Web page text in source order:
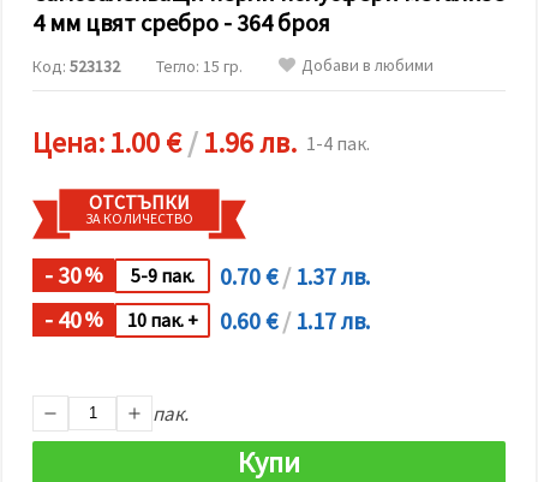
Можеш да
съгласиш
"бисквитки"
натиснеш
"Приеми
всички!"
или да
посочиш
предпочитанията
си в
"Настройки",
като
вид
"бисквитки"
и кликнеш
4 мм цвят сребро - 364 броя
Код: 523132 Тегло: 15 гр. Добави в любими
Цена:1.00 €/1.96 лв. 1-4 пак.
ОТСТЪПКИ
ЗА КОЛИЧЕСТВО
- 30% 5-9 пак. 0.70 €/ 1.37 лв.
- 40% 10 пак. + 0.60 €/ 1.17 лв.
пак.
Купи